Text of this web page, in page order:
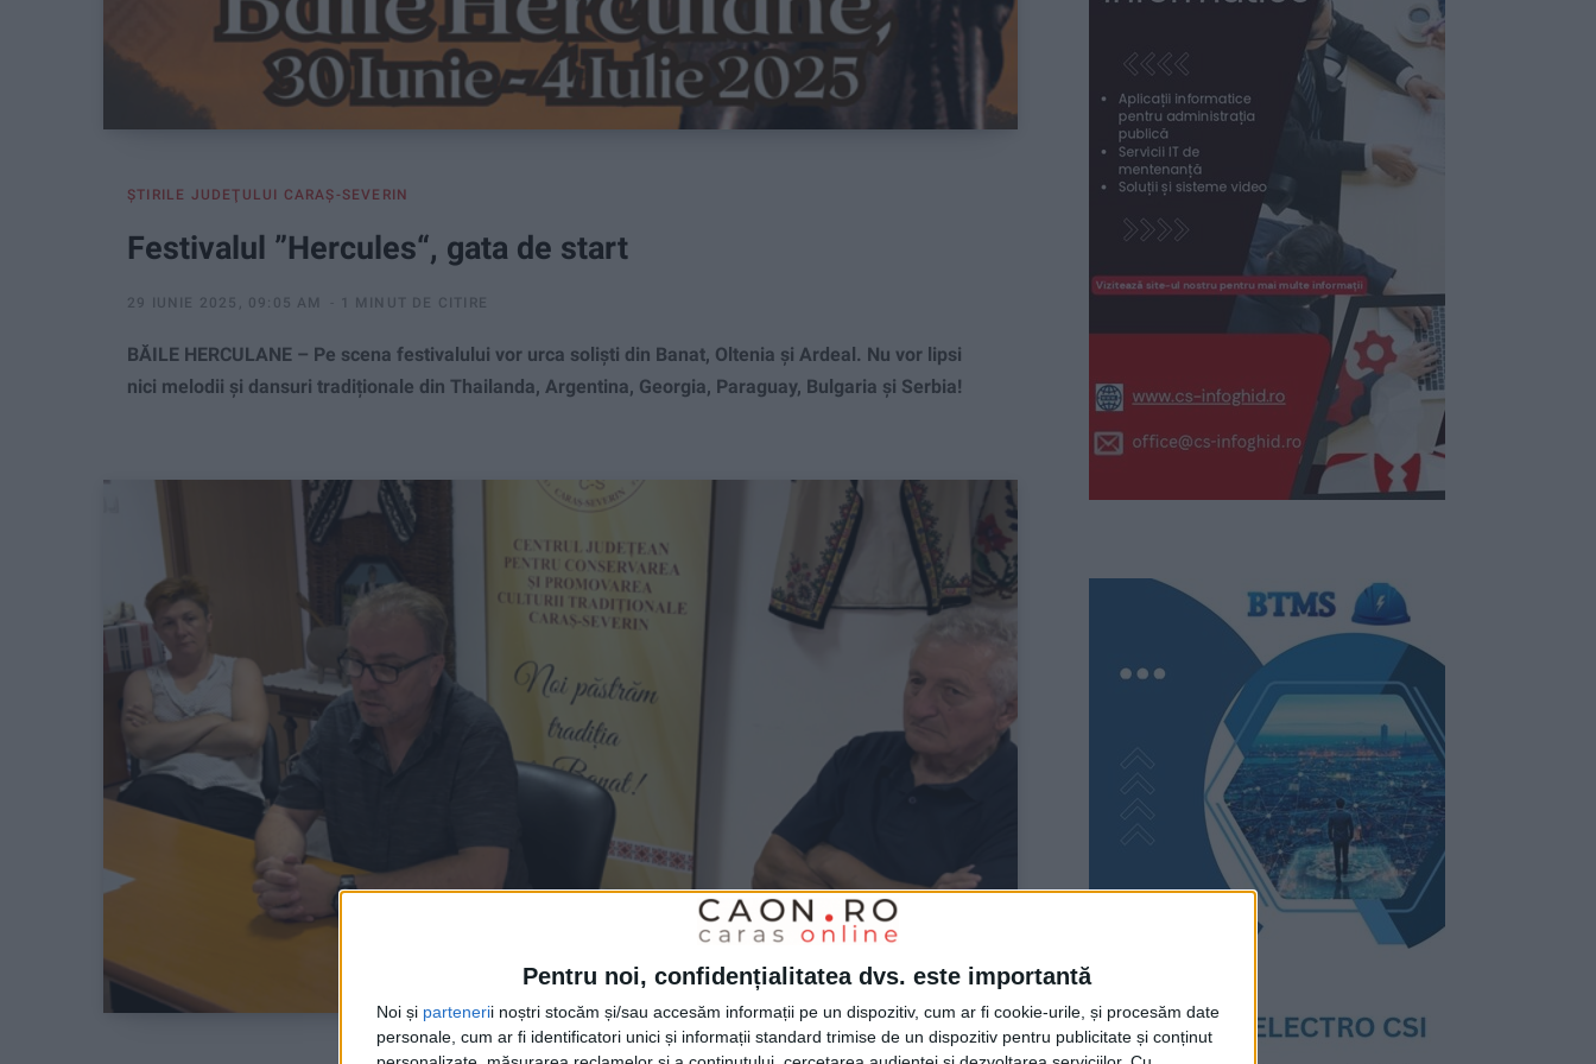
Pentru noi, confidențialitatea dvs. este importantă
Noi și partenerii noștri stocăm și/sau accesăm informații pe un dispozitiv, cum ar fi cookie-urile, și procesăm date
personale, cum ar fi identificatori unici și informații standard trimise de un dispozitiv pentru publicitate și conținut
ŞTIRILE JUDEŢULUI CARAŞ-SEVERIN
Festivalul ”Hercules“, gata de start
29 IUNIE 2025, 09:05 AM 1 MINUT DE CITIRE
BĂILE HERCULANE – Pe scena festivalului vor urca soliști din Banat, Oltenia și Ardeal. Nu vor lipsi
nici melodii și dansuri tradiționale din Thailanda, Argentina, Georgia, Paraguay, Bulgaria și Serbia!